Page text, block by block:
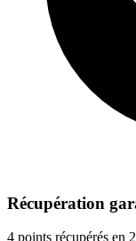
Récupération
4 points récupérés en